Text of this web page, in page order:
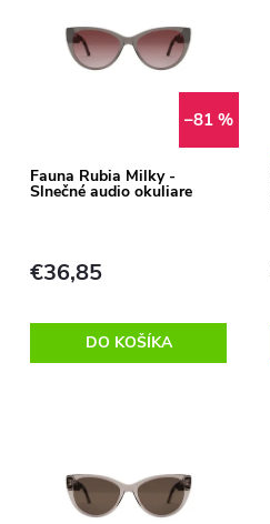
e
p
o
s
o
–81 %
Fauna Rubia Milky -
Slnečné audio okuliare
€36,85
DO KOŠÍKA